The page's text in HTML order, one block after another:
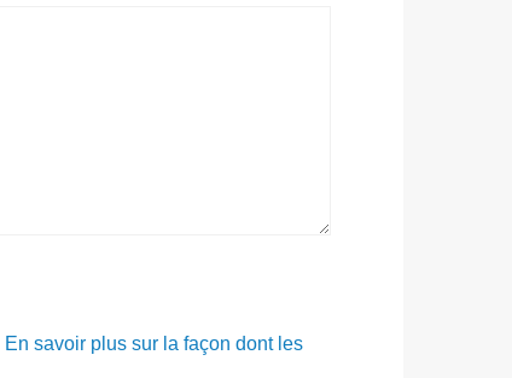
En savoir plus sur la façon dont les